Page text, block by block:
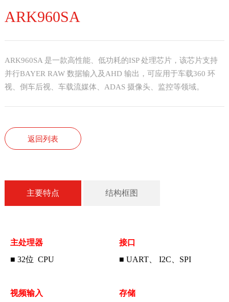
ARK960SA
ARK960SA 是一款高性能、低功耗的ISP 处理芯片，该芯片支持
并行BAYER RAW 数据输入及AHD 输出，可应用于车载360 环
视、倒车后视、车载流媒体、ADAS 摄像头、监控等领域。
返回列表
主要特点 结构框图
主处理器
■ 32位 CPU
视频输入
接口
■ UART、 I2C、SPI
存储